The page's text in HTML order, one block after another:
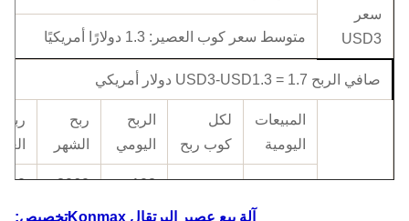
سعر
USD3
متوسط ​​سعر كوب العصير: 1.3 دولارًا أمريكيًا
صافي الربح USD3-USD1.3 = 1.7 دولار أمريكي
المبيعات
اليومية
لكل
كوب ربح
الربح
اليومي
ربح
الشهر
ربح
102
دولارًا
3060
دولارًا
آلة بيع عصير البرتقال Konmax تخصيص: